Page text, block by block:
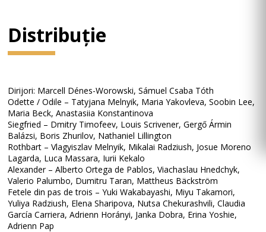
Distribuție
Dirijori: Marcell Dénes-Worowski, Sámuel Csaba Tóth
Odette / Odile – Tatyjana Melnyik, Maria Yakovleva, Soobin Lee,
Maria Beck, Anastasiia Konstantinova
Siegfried – Dmitry Timofeev, Louis Scrivener, Gergő Ármin
Balázsi, Boris Zhurilov, Nathaniel Lillington
Rothbart – Vlagyiszlav Melnyik, Mikalai Radziush, Josue Moreno
Lagarda, Luca Massara, Iurii Kekalo
Alexander – Alberto Ortega de Pablos, Viachaslau Hnedchyk,
Valerio Palumbo, Dumitru Taran, Mattheus Bäckström
Fetele din pas de trois – Yuki Wakabayashi, Miyu Takamori,
Yuliya Radziush, Elena Sharipova, Nutsa Chekurashvili, Claudia
García Carriera, Adrienn Horányi, Janka Dobra, Erina Yoshie,
Adrienn Pap